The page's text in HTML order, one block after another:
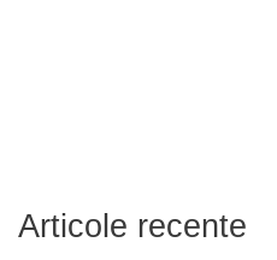
Articole recente